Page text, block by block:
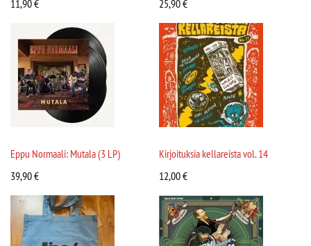
11,90€ 25,90€
Eppu Normaali: Mutala (3 LP)
39,90€
Kirjoituksia kellareista vol. 14
12,00€